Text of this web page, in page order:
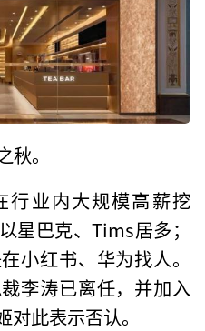
。
行业内大规模高薪挖
星巴克、Tims居多；
小红书、华为找人。
李涛已离任，并加入
此表示否认。